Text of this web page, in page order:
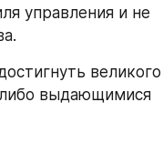
управления и не
великого
либо выдающимися